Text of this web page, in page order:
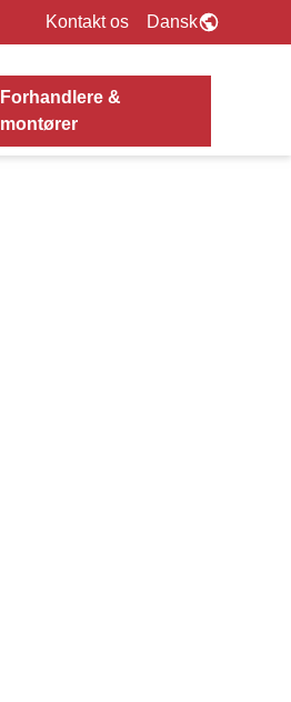
Kontakt os Dansk
Forhandlere &
montører